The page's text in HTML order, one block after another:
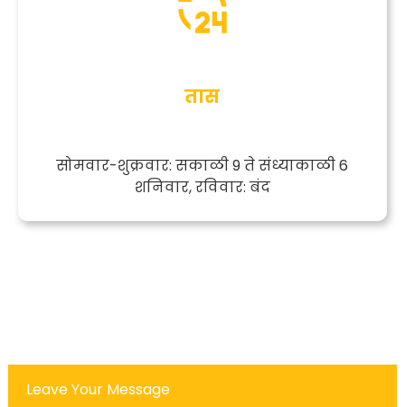
तास
सोमवार-शुक्रवार: सकाळी 9 ते संध्याकाळी 6
शनिवार, रविवार: बंद
Leave Your Message